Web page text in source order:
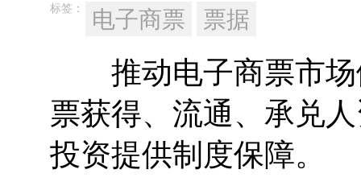
标签： 电子商票 票据
推动电子商票市场
票获得、流通、承兑
投资提供制度保障。